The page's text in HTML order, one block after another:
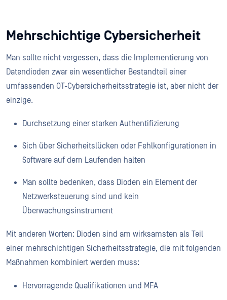
Mehrschichtige Cybersicherheit
Man sollte nicht vergessen, dass die Implementierung von
Datendioden zwar ein wesentlicher Bestandteil einer
umfassenden OT-Cybersicherheitsstrategie ist, aber nicht der
einzige.
Durchsetzung einer starken Authentifizierung
Sich über Sicherheitslücken oder Fehlkonfigurationen in
Software auf dem Laufenden halten
Man sollte bedenken, dass Dioden ein Element der
Netzwerksteuerung sind und kein
Überwachungsinstrument
Mit anderen Worten: Dioden sind am wirksamsten als Teil
einer mehrschichtigen Sicherheitsstrategie, die mit folgenden
Maßnahmen kombiniert werden muss:
Hervorragende Qualifikationen und MFA